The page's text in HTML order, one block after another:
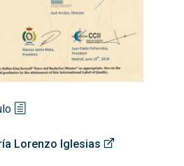
Lorenzo Iglesias